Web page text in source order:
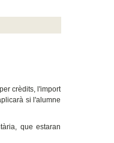
crèdits, l'import
si l'alumne
que estaran